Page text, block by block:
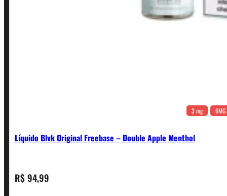
3 mg 6MG
Líquido Blvk Original Freebase – Double Apple Menthol
R$94,99
CONTATO